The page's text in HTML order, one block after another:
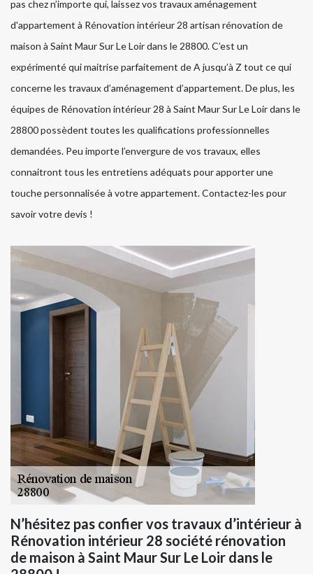
pas chez n’importe qui, laissez vos travaux aménagement
d'appartement à Rénovation intérieur 28 artisan rénovation de
maison à Saint Maur Sur Le Loir dans le 28800. C’est un
expérimenté qui maitrise parfaitement de A jusqu’à Z tout ce qui
concerne les travaux d’aménagement d’appartement. De plus, les
équipes de Rénovation intérieur 28 à Saint Maur Sur Le Loir dans le
28800 possèdent toutes les qualifications professionnelles
demandées. Peu importe l’envergure de vos travaux, elles
connaitront tous les entretiens adéquats pour apporter une
touche personnalisée à votre appartement. Contactez-les pour
savoir votre devis !
N’hésitez pas confier vos travaux d’intérieur à
Rénovation intérieur 28 société rénovation
de maison à Saint Maur Sur Le Loir dans le